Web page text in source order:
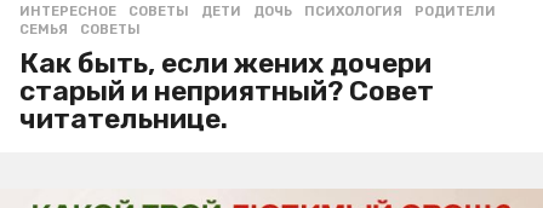
ИНТЕРЕСНОЕ ,СОВЕТЫ ДЕТИ ,ДОЧЬ ,ПСИХОЛОГИЯ ,РОДИТЕЛИ
СЕМЬЯ
,СОВЕТЫ
Как быть, если жених дочери
старый и неприятный? Совет
читательнице.